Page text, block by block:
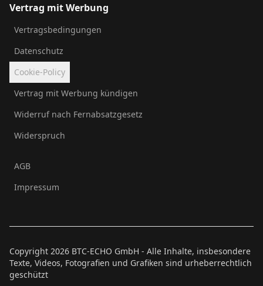
Vertrag mit Werbung
Vertragsbedingungen
Datenschutz
Cookie-Policy
Vertrag mit Werbung kündigen
Widerruf nach Fernabsatzgesetz
Widerspruch
AGB
Impressum
Copyright 2026 BTC-ECHO GmbH - Alle Inhalte, insbesondere
Texte, Videos, Fotografien und Grafiken sind urheberrechtlich
geschützt